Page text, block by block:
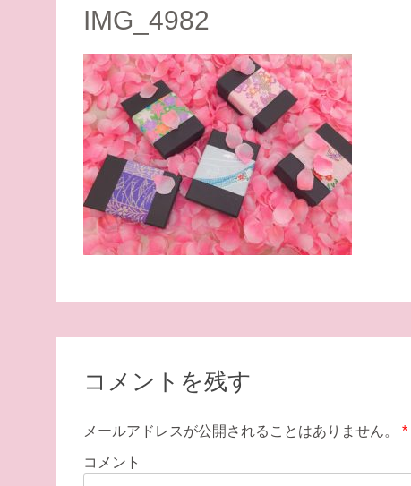
IMG_4982
コメントを残す
メールアドレスが公開されることはありません。 *
コメント